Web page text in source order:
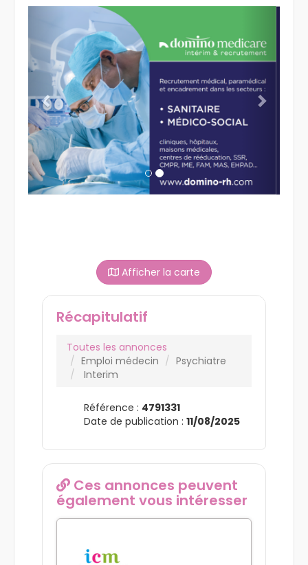
Previous
Afficher la carte
Récapitulatif
Toutes les annonces
Emploi médecin
Psychiatre
Interim
Référence : 4791331
Date de publication : 11/08/2025
Ces annonces peuvent
également vous intéresser